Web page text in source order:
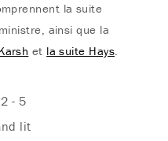
la suite
ainsi que la
et la suite Hays.
- 5
lit